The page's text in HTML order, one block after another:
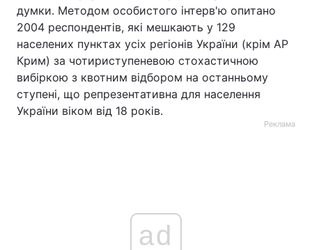
думки. Методом особистого інтерв'ю опитано
2004 респондентів, які мешкають у 129
населених пунктах усіх регіонів України (крім АР
Крим) за чотириступеневою стохастичною
вибіркою з квотним відбором на останньому
ступені, що репрезентативна для населення
України віком від 18 років.
Реклама
ad